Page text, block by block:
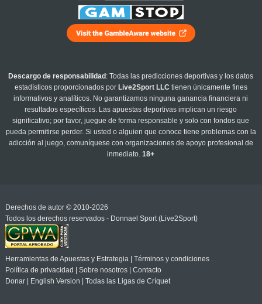
Descargo de responsabilidad : Todas las predicciones deportivas y los datos
estadísticos proporcionados por Live2Sport LLC tienen únicamente fines
informativos y analíticos. No garantizamos ninguna ganancia financiera ni
resultados específicos. Las apuestas deportivas implican un riesgo
significativo; por favor, juegue de forma responsable y solo con fondos que
pueda permitirse perder. Si usted o alguien que conoce tiene problemas con la
adicción al juego, comuníquese con organizaciones de apoyo profesional de
inmediato.18+
Derechos de autor © 2010-2026
Todos los derechos reservados - Donnael Sport (Live2Sport)
Herramientas de Apuestas y Estrategia| Términos y condiciones
Política de privacidad
Sobre nosotros| Contacto
Donar| English Version Todas las Ligas de Críquet